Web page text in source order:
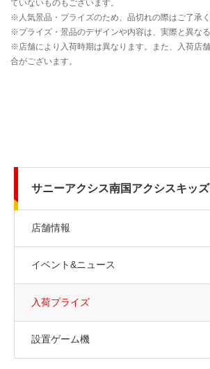
サニーアクシス南国アクシスキッズ
店舗情報
イベント&ニュース
入荷プライズ
設置ゲーム機